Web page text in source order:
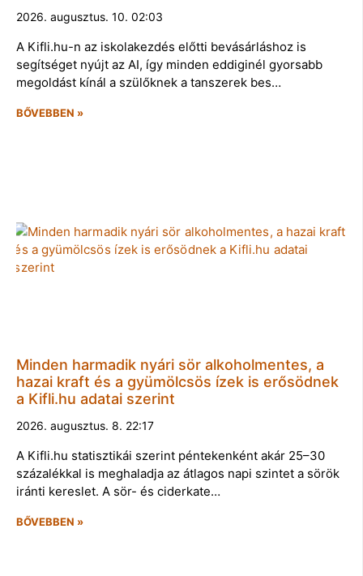
2026. augusztus. 10. 02:03
A Kifli.hu-n az iskolakezdés előtti bevásárláshoz is
segítséget nyújt az AI, így minden eddiginél gyorsabb
megoldást kínál a szülőknek a tanszerek bes…
BŐVEBBEN »
Minden harmadik nyári sör alkoholmentes, a
hazai kraft és a gyümölcsös ízek is erősödnek
a Kifli.hu adatai szerint
2026. augusztus. 8. 22:17
A Kifli.hu statisztikái szerint péntekenként akár 25–30
százalékkal is meghaladja az átlagos napi szintet a sörök
iránti kereslet. A sör- és ciderkate…
BŐVEBBEN »